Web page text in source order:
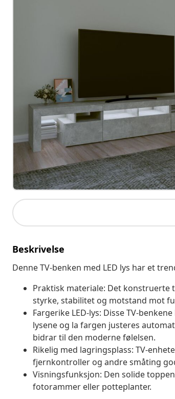
Beskrivelse
Denne TV-benken med LED lys har et
Praktisk materiale: Det konstruerte
styrke, stabilitet og motstand mot
Fargerike LED-lys: Disse TV-
lysene og la fargen justeres
bidrar til den moderne følelsen.
Rikelig med lagringsplass: TV-
fjernkontroller og andre småting
Visningsfunksjon: Den solide
fotorammer eller potteplanter.